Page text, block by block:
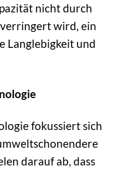
nicht durch
wird, ein
Langlebigkeit und
fokussiert sich
darauf ab, dass